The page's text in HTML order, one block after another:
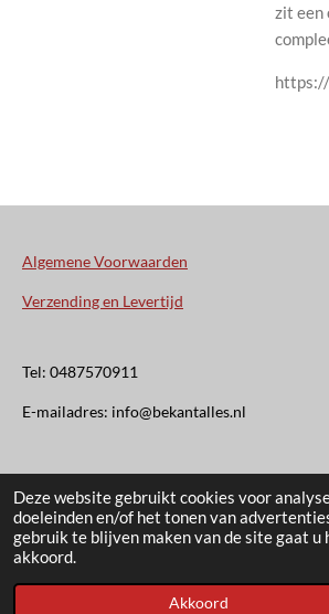
Deze website gebruikt cookies voor
doeleinden en/of het tonen van
gebruik te blijven maken van de site gaat u
akkoord.
Akkoord
zit een
Algemene Voorwaarden
Verzending en Levertijd
Tel: 0487570911
E-mailadres: info@bekantalles.nl
6621AM Dreumel
© 2020 - 2026 Bekant Alles